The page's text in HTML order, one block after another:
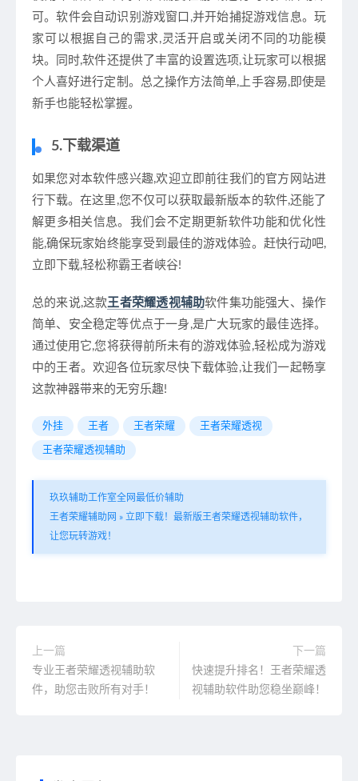
可。软件会自动识别游戏窗口,并开始捕捉游戏信息。玩
家可以根据自己的需求,灵活开启或关闭不同的功能模
块。同时,软件还提供了丰富的设置选项,让玩家可以根据
个人喜好进行定制。总之操作方法简单,上手容易,即使是
新手也能轻松掌握。
5.下载渠道
如果您对本软件感兴趣,欢迎立即前往我们的官方网站进
行下载。在这里,您不仅可以获取最新版本的软件,还能了
解更多相关信息。我们会不定期更新软件功能和优化性
能,确保玩家始终能享受到最佳的游戏体验。赶快行动吧,
立即下载,轻松称霸王者峡谷!
总的来说,这款王者荣耀透视辅助软件集功能强大、操作
简单、安全稳定等优点于一身,是广大玩家的最佳选择。
通过使用它,您将获得前所未有的游戏体验,轻松成为游戏
中的王者。欢迎各位玩家尽快下载体验,让我们一起畅享
这款神器带来的无穷乐趣!
外挂 王者 王者荣耀 王者荣耀透视
王者荣耀透视辅助
玖玖辅助工作室全网最低价辅助
王者荣耀辅助网 » 立即下载！最新版王者荣耀透视辅助软件，
让您玩转游戏！
上一篇
专业王者荣耀透视辅助软
件，助您击败所有对手！
下一篇
快速提升排名！王者荣耀透
视辅助软件助您稳坐巅峰！